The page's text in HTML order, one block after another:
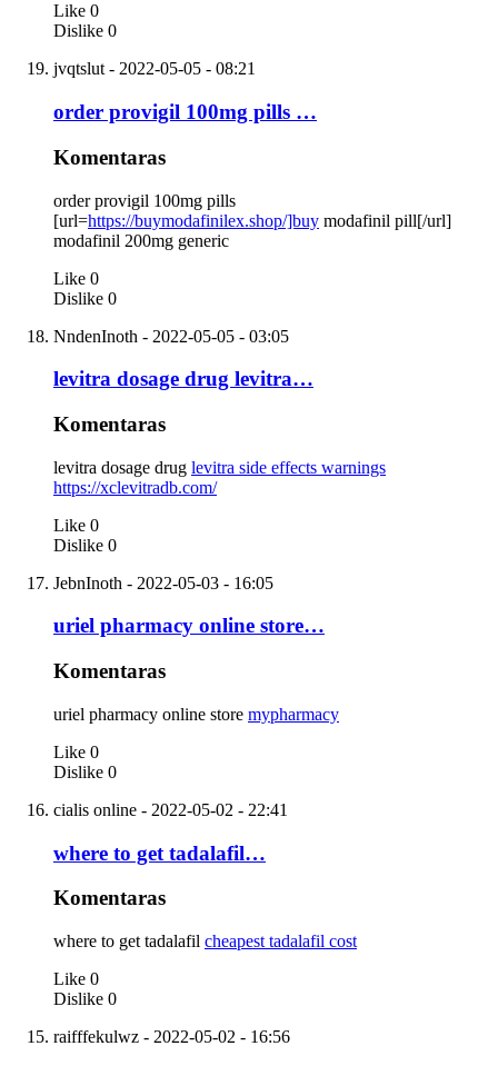
Like 0
Dislike 0
jvqtslut - 2022-05-05 - 08:21
order provigil 100mg pills …
Komentaras
order provigil 100mg pills
[url=https://buymodafinilex.shop/]buy modafinil pill[/url]
modafinil 200mg generic
Like 0
Dislike 0
NndenInoth - 2022-05-05 - 03:05
levitra dosage drug levitra…
Komentaras
levitra dosage drug levitra side effects warnings
https://xclevitradb.com/
Like 0
Dislike 0
JebnInoth - 2022-05-03 - 16:05
uriel pharmacy online store…
Komentaras
uriel pharmacy online store mypharmacy
Like 0
Dislike 0
cialis online - 2022-05-02 - 22:41
where to get tadalafil…
Komentaras
where to get tadalafil cheapest tadalafil cost
Like 0
Dislike 0
raifffekulwz - 2022-05-02 - 16:56